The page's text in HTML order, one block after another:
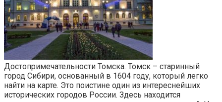
Достопримечательности Томска. Томск – старинный
город Сибири, основанный в 1604 году, который легко
найти на карте. Это поистине один из интереснейших
исторических городов России. Здесь находится